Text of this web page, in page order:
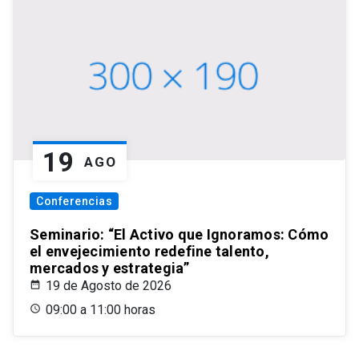
19 AGO
Conferencias
Seminario: “El Activo que Ignoramos: Cómo
el envejecimiento redefine talento,
mercados y estrategia”
19 de Agosto de 2026
09:00 a 11:00 horas